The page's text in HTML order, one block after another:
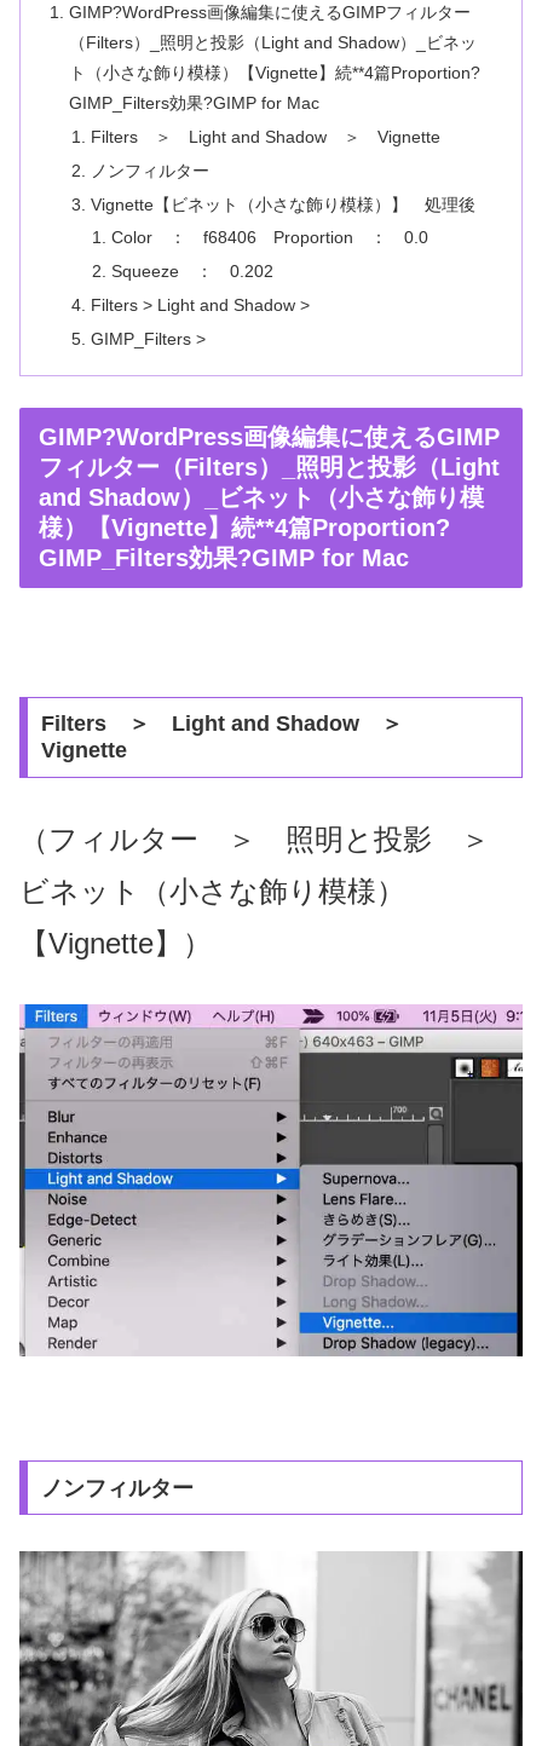
GIMP?WordPress画像編集に使えるGIMPフィルター
（Filters）_照明と投影（Light and Shadow）_ビネッ
ト（小さな飾り模様）【Vignette】続**4篇Proportion?
GIMP_Filters効果?GIMP for Mac
Filters ＞ Light and Shadow ＞ Vignette
ノンフィルター
Vignette【ビネット（小さな飾り模様）】 処理後
Color ： f68406 Proportion ： 0.0
Squeeze ： 0.202
Filters > Light and Shadow >
GIMP_Filters >
GIMP?WordPress画像編集に使えるGIMP
フィルター（Filters）_照明と投影（Light
and Shadow）_ビネット（小さな飾り模
様）【Vignette】続**4篇Proportion?
GIMP_Filters効果?GIMP for Mac
Filters ＞ Light and Shadow ＞
Vignette
（フィルター ＞ 照明と投影 ＞
ビネット（小さな飾り模様）
【Vignette】）
ノンフィルター